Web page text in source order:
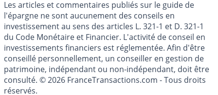
Cookies
Les articles et commentaires publiés sur le guide de
l'épargne ne sont aucunement des conseils en
investissement au sens des articles L. 321-1 et D. 321-1
du Code Monétaire et Financier. L'activité de conseil en
investissements financiers est réglementée. Afin d'être
conseillé personnellement, un conseiller en gestion de
patrimoine, indépendant ou non-indépendant, doit être